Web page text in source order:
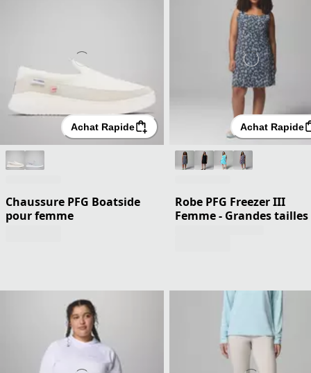
Achat Rapide
Chaussure PFG Boatside
pour femme
Achat Rapide
Robe PFG Freezer III
Femme - Grandes tailles